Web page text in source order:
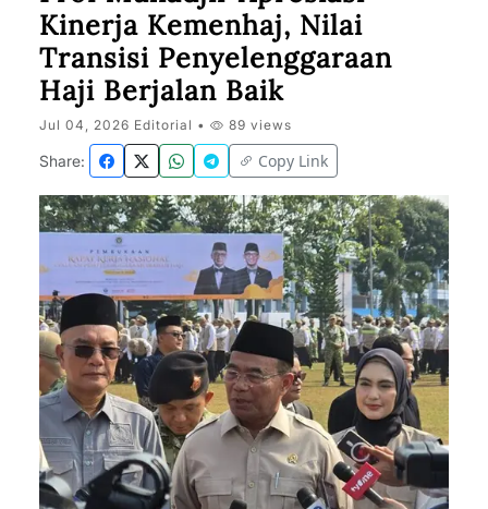
Kinerja Kemenhaj, Nilai
Transisi Penyelenggaraan
Haji Berjalan Baik
Jul 04, 2026 Editorial • 89 views
Share: Copy Link